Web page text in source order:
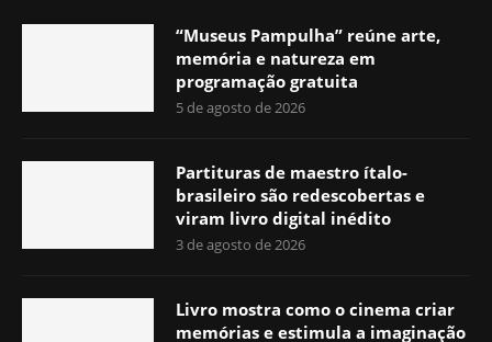
“Museus Pampulha” reúne arte,
memória e natureza em
programação gratuita
5 de agosto de 2026
Partituras de maestro ítalo-
brasileiro são redescobertas e
viram livro digital inédito
3 de agosto de 2026
Livro mostra como o cinema criar
memórias e estimula a imaginação